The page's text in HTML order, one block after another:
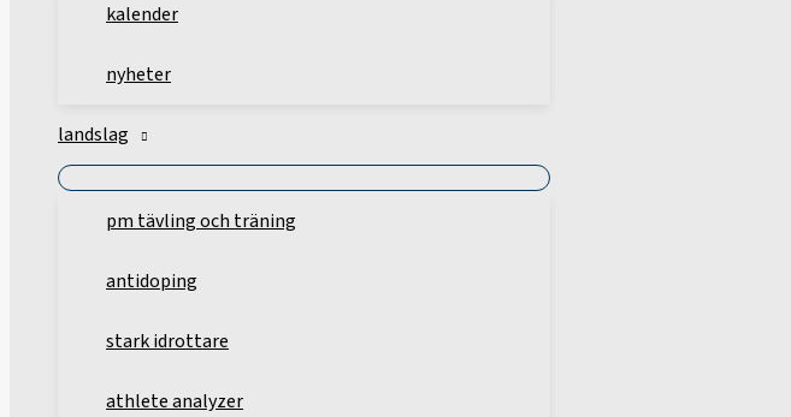
kalender
nyheter
landslag
pm tävling och träning
antidoping
stark idrottare
athlete analyzer